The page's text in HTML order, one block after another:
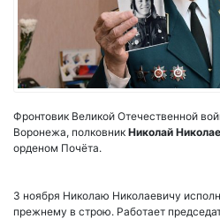
Фронтовик Великой Отечественной
Воронежа, полковник Николай
орденом Почёта.
3 ноября Николаю Николаевичу
прежнему в строю. Работает